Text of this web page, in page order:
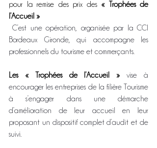
pour la remise des prix des « Trophées de
l’Accueil »
C’est une opération, organisée par la CCI
Bordeaux Gironde, qui accompagne les
professionnels du tourisme et commerçants.
Les « Trophées de l’Accueil » vise à
encourager les entreprises de la filière Tourisme
à s’engager dans une démarche
d’amélioration de leur accueil en leur
proposant un dispositif complet d’audit et de
suivi.